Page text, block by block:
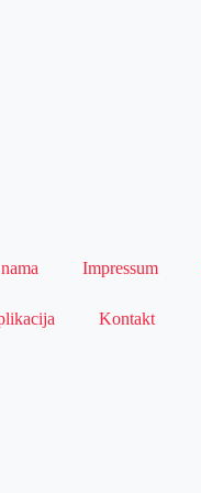
Impressum
Kontakt